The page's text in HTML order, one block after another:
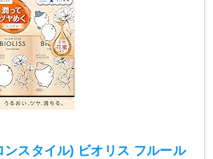
スタイル) ビオリス フルール